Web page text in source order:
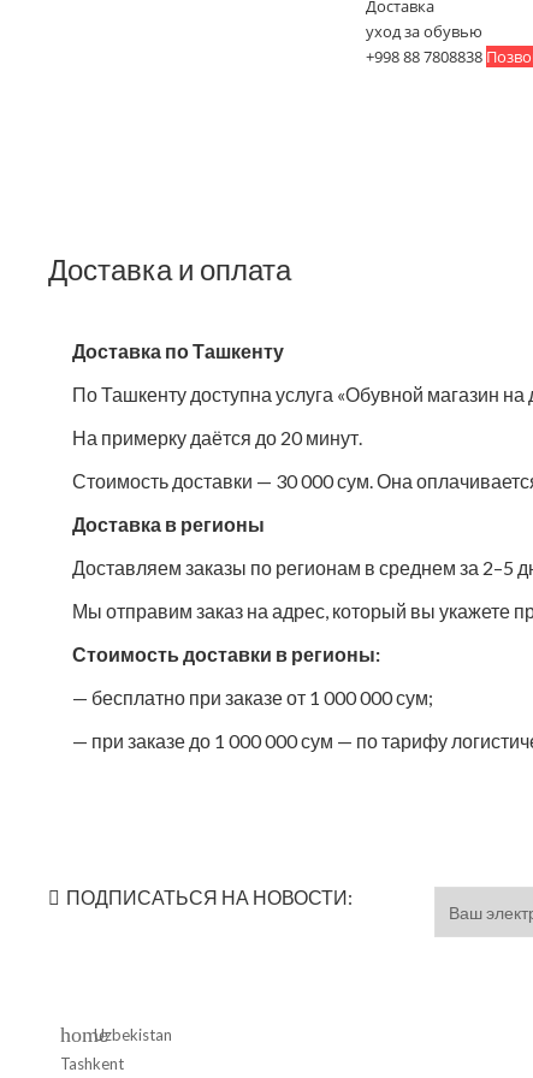
Доставка
уход за обувью
+998 88 7808838
Доставка и оплата
Доставка по Ташкенту
По Ташкенту доступна услуга «Обувной магазин
На примерку даётся до 20 минут.
Стоимость доставки — 30 000 сум. Она
Доставка в регионы
Доставляем заказы по регионам в среднем за 2–5
Мы отправим заказ на адрес, который вы укажете
Стоимость доставки в регионы:
— бесплатно при заказе от 1 000 000 сум;
— при заказе до 1 000 000 сум — по тарифу
ПОДПИСАТЬСЯ НА НОВОСТИ:
homeUzbekistan
Tashkent